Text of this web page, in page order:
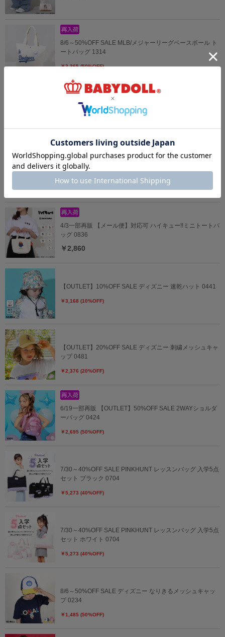
8/6～50%OFF SALE MLB/メジャーリーグベースボール ト
ートバッグ 1314
￥2,365 (50%OFF)
8/6～50%OFF SALE MLB/メジャーリーグベースボール ナ
ップサック 1313
6/19一部再販 【OUTLET】10%OFF SALE UV速乾ハット
1062
4/3一部再販 【メール便】対応可 ハイキュー!!ミニトートバ
ッグ 0836
￥2,860
【OUTLET】10%OFF SALE ディズニー 速乾ハット 0441
￥3,168 (10%OFF)
【OUTLET】20%OFF SALE ディズニー 刺繍メッシュキャ
ップ 0481
￥2,376 (20%OFF)
6/19一部再販 【OUTLET】50%OFF SALE 2WAYショルダ
ーバッグ 0424
￥2,695 (50%OFF)
7/30～40%OFF SALE PINKHUNT レッスンバッグ 入学5点
セット ブラック 0704
￥5,273 (40%OFF)
7/30～40%OFF SALE PINKHUNT レッスンバッグ 入学5点
セット ホワイト 0704
￥5,273 (40%OFF)
8/6～50%OFF SALE ディズニー なりきるメッシュキャッ
プ 0234
￥1,485 (50%OFF)